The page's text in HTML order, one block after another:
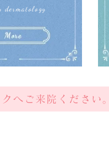
dermatology
へご来院ください。